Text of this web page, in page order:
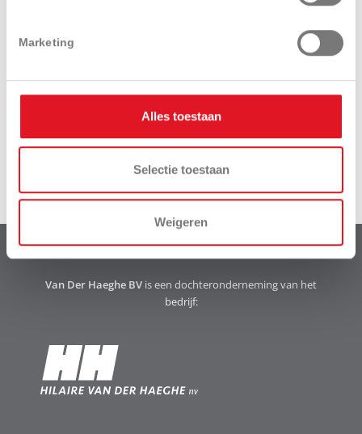
Marketing
Alles toestaan
Selectie toestaan
Weigeren
uw zoekopdracht.
Kies een machine categorie
Van Der Haeghe BV is een dochteronderneming van het
bedrijf: